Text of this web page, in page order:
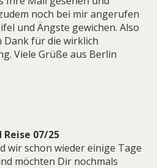
noch bei mir angerufen
und Ängste gewichen. Also
Dank für die wirklich
Viele Grüße aus Berlin
07/25
wir schon wieder einige Tage
möchten Dir nochmals